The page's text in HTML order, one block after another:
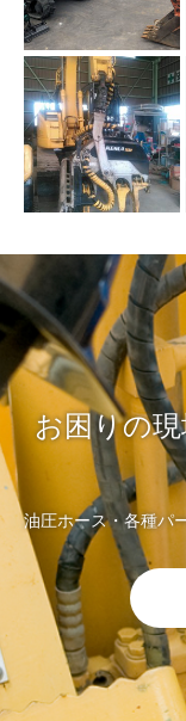
お困りの
油圧ホース・各種パ